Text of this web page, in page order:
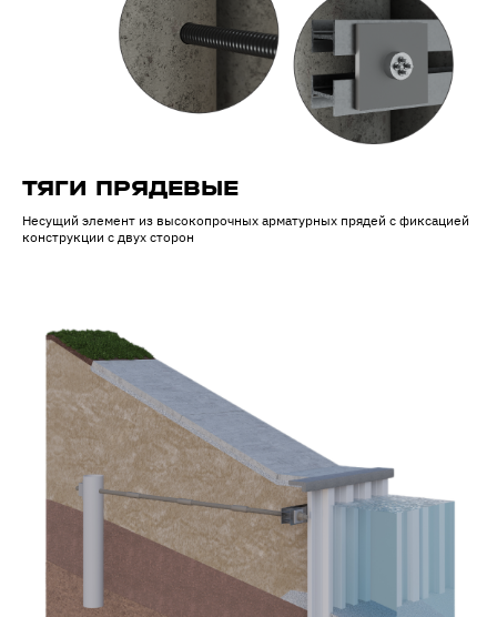
ТЯГИ ПРЯДЕВЫЕ
Несущий элемент из высокопрочных арматурных прядей с фиксацией
конструкции с двух сторон